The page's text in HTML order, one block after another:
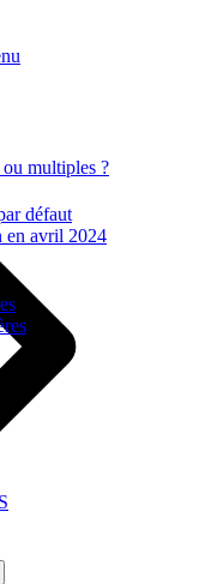
multiples ?
défaut
en avril 2024